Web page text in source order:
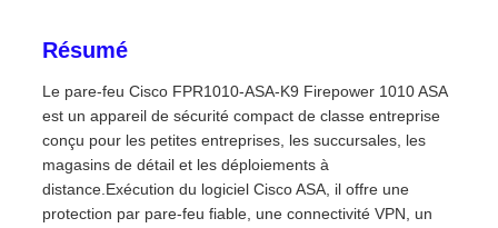
CONFIDENTIALITÉ
Résumé
Le pare-feu Cisco FPR1010-ASA-K9 Firepower 1010 ASA
est un appareil de sécurité compact de classe entreprise
conçu pour les petites entreprises, les succursales, les
magasins de détail et les déploiements à
distance.Exécution du logiciel Cisco ASA, il offre une
protection par pare-feu fiable, une connectivité VPN, un